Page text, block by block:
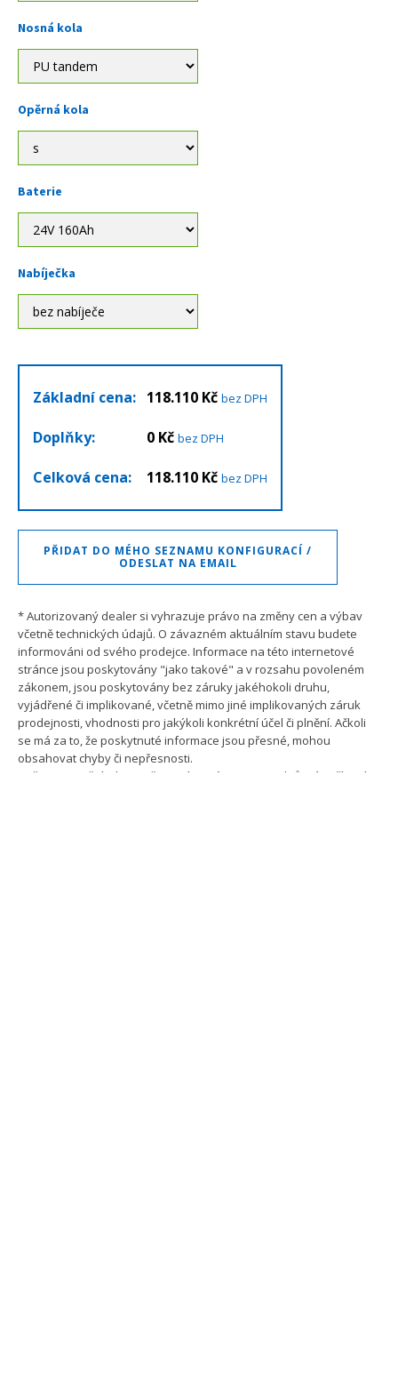
Nosná kola
Opěrná kola
Baterie
Nabíječka
Základní cena: 118.110 Kč bez DPH
Doplňky: 0 Kč bez DPH
Celková cena: 118.110 Kč bez DPH
PŘIDAT DO MÉHO SEZNAMU KONFIGURACÍ /
ODESLAT NA EMAIL
* Autorizovaný dealer si vyhrazuje právo na změny cen a výbav
včetně technických údajů. O závazném aktuálním stavu budete
informováni od svého prodejce. Informace na této internetové
stránce jsou poskytovány "jako takové" a v rozsahu povoleném
zákonem, jsou poskytovány bez záruky jakéhokoli druhu,
vyjádřené či implikované, včetně mimo jiné implikovaných záruk
prodejnosti, vhodnosti pro jakýkoli konkrétní účel či plnění. Ačkoli
se má za to, že poskytnuté informace jsou přesné, mohou
obsahovat chyby či nepřesnosti.
Naše asistenční a bezpečnostní systémy jsou podpůrná zařízení,